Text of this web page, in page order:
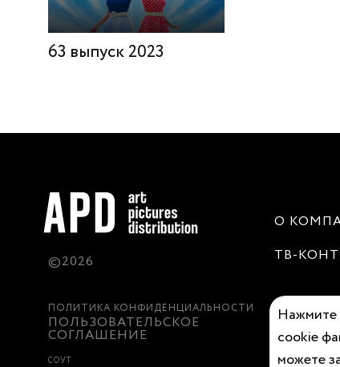
63 выпуск 2023
©2026
О
ТВ-
ПОЛИТИКА КОНФИДЕНЦИАЛЬНОСТИ
ПОЛЬЗОВАТЕЛЬСКОЕ
СОГЛАШЕНИЕ
СОУТ
Нажмите
cookie
можете